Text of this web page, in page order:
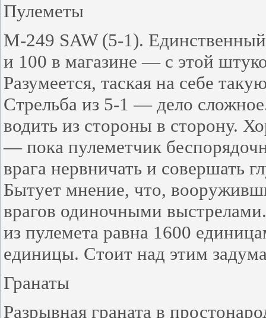
Пулеметы
M-249 SAW (5-1).
и 100 в магазине — с этой
Разумеется, таская на себе
Стрельба из 5-1 — дело
водить из стороны в сторону.
— пока пулеметчик
врага нервничать и совершать
Бытует мнение, что,
врагов одиночными
из пулемета равна 1600
единицы. Стоит над этим
Гранаты
Разрывная граната в